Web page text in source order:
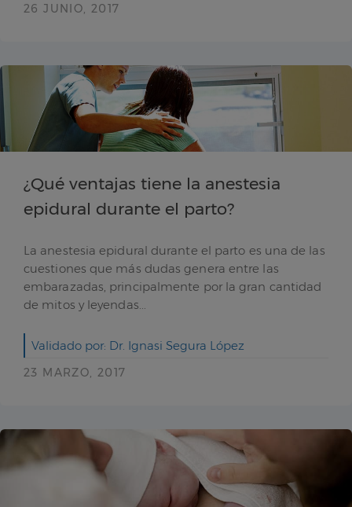
26 JUNIO, 2017
¿Qué ventajas tiene la anestesia
epidural durante el parto?
La anestesia epidural durante el parto es una de las
cuestiones que más dudas genera entre las
embarazadas, principalmente por la gran cantidad
de mitos y leyendas...
Validado por: Dr. Ignasi Segura López
23 MARZO, 2017